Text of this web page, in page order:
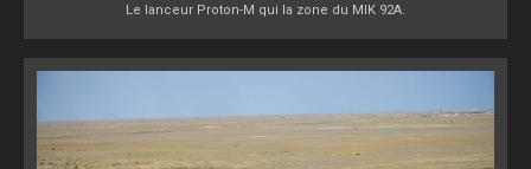
Le lanceur Proton-M qui la zone du MIK 92A.